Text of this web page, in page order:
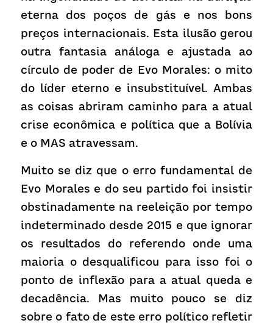
eterna dos poços de gás e nos bons
preços internacionais. Esta ilusão gerou
outra fantasia análoga e ajustada ao
círculo de poder de Evo Morales: o mito
do líder eterno e insubstituível. Ambas
as coisas abriram caminho para a atual
crise econômica e política que a Bolívia
e o MAS atravessam.
Muito se diz que o erro fundamental de
Evo Morales e do seu partido foi insistir
obstinadamente na reeleição por tempo
indeterminado desde 2015 e que ignorar
os resultados do referendo onde uma
maioria o desqualificou para isso foi o
ponto de inflexão para a atual queda e
decadência. Mas muito pouco se diz
sobre o fato de este erro político refletir